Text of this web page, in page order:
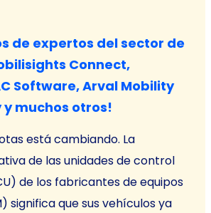
de expertos del sector de
Connect,
Software, Arval Mobility
muchos otros!
está cambiando. La
de las unidades de control
de los fabricantes de equipos
significa que sus vehículos ya